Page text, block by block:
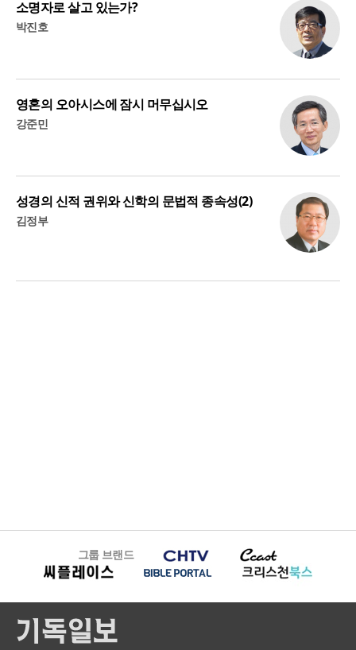
소명자로 살고 있는가?
박진호
영혼의 오아시스에 잠시 머무십시오
강준민
성경의 신적 권위와 신학의 문법적 종속성(2)
김정부
그룹 브랜드